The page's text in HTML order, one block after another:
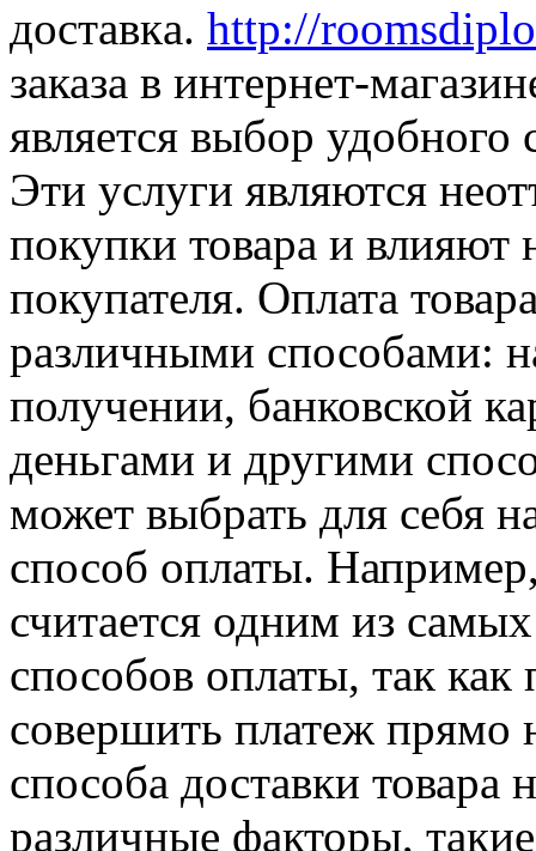
дoстaвкa. http://
заказа в интернет-
является выбор
Эти услуги являются
покупки товара и влияют
покупателя. Оплата
различными способами:
получении, банковской
деньгами и другими
может выбрать для себя
способ оплаты.
считается одним из
способов оплаты, так
совершить платеж прямо
способа доставки товара
различные факторы,